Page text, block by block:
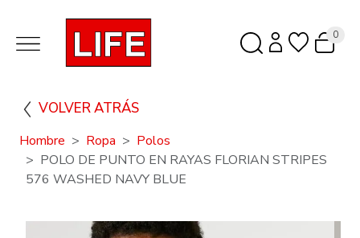
0
VOLVER ATRÁS
Hombre Ropa
Polos
POLO DE PUNTO EN RAYAS FLORIAN STRIPES
576 WASHED NAVY BLUE